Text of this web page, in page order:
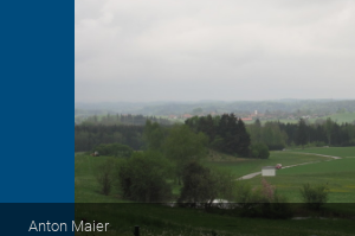
Anton Maier